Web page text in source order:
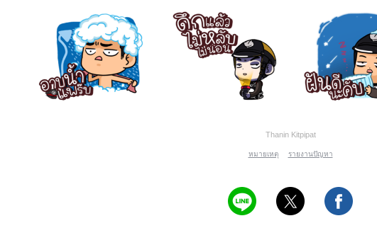
Thanin Kitpipat
หมายเหตุ รายงานปัญหา